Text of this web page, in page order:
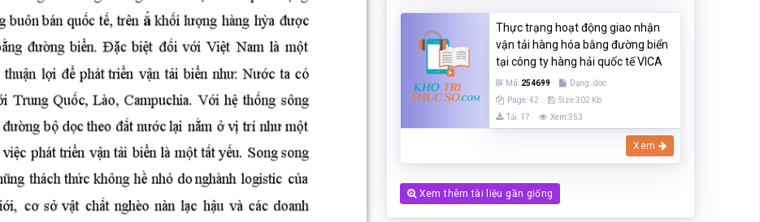
Thực trạng hoạt động giao nhận
vận tải hàng hóa bằng đường biển
tại công ty hàng hải quốc tế VICA
Mã: 254699
Dạng:.doc
Page: 42
Size:302 Kb
Tải: 17
Xem:353
Xem
Xem thêm tài liệu gần giống